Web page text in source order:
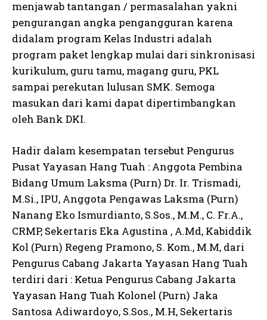
menjawab tantangan / permasalahan yakni
pengurangan angka pengangguran karena
didalam program Kelas Industri adalah
program paket lengkap mulai dari sinkronisasi
kurikulum, guru tamu, magang guru, PKL
sampai perekutan lulusan SMK. Semoga
masukan dari kami dapat dipertimbangkan
oleh Bank DKI.
Hadir dalam kesempatan tersebut Pengurus
Pusat Yayasan Hang Tuah : Anggota Pembina
Bidang Umum Laksma (Purn) Dr. Ir. Trismadi,
M.Si., IPU, Anggota Pengawas Laksma (Purn)
Nanang Eko Ismurdianto, S.Sos., M.M., C. Fr.A.,
CRMP, Sekertaris Eka Agustina , A.Md, Kabiddik
Kol (Purn) Regeng Pramono, S. Kom., M.M, dari
Pengurus Cabang Jakarta Yayasan Hang Tuah
terdiri dari : Ketua Pengurus Cabang Jakarta
Yayasan Hang Tuah Kolonel (Purn) Jaka
Santosa Adiwardoyo, S.Sos., M.H, Sekertaris